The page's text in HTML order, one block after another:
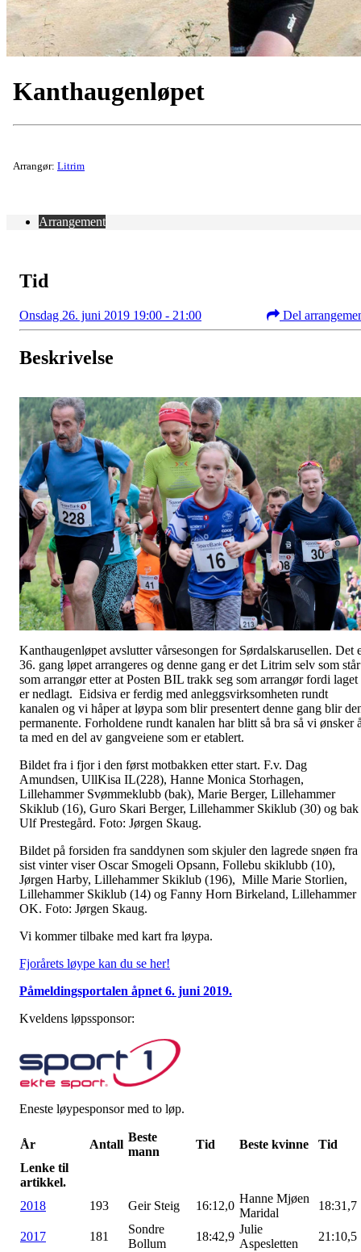
Kanthaugenløpet
Arrangør: Litrim
Arrangement
Tid
Onsdag 26. juni 2019 19:00 - 21:00 Del
Beskrivelse
Kanthaugenløpet avslutter vårsesongen for Sørdalskarusellen. Det
36. gang løpet arrangeres og denne gang er det Litrim selv som står
som arrangør etter at Posten BIL trakk seg som arrangør fordi laget
er nedlagt. Eidsiva er ferdig med anleggsvirksomheten rundt
kanalen og vi håper at løypa som blir presentert denne gang blir
permanente. Forholdene rundt kanalen har blitt så bra så vi ønsker
ta med en del av gangveiene som er etablert.
Bildet fra i fjor i den først motbakken etter start. F.v. Dag
Amundsen, UllKisa IL(228), Hanne Monica Storhagen,
Lillehammer Svømmeklubb (bak), Marie Berger, Lillehammer
Skiklub (16), Guro Skari Berger, Lillehammer Skiklub (30) og bak
Ulf Prestegård. Foto: Jørgen Skaug.
Bildet på forsiden fra sanddynen som skjuler den lagrede snøen fra
sist vinter viser Oscar Smogeli Opsann, Follebu skiklubb (10),
Jørgen Harby, Lillehammer Skiklub (196), Mille Marie Storlien,
Lillehammer Skiklub (14) og Fanny Horn Birkeland, Lillehammer
OK. Foto: Jørgen Skaug.
Vi kommer tilbake med kart fra løypa.
Fjorårets løype kan du se her!
Påmeldingsportalen åpnet 6. juni 2019.
Kveldens løpssponsor:
Eneste løypesponsor med to løp.
År Antall
Beste
mann
Tid Beste kvinne
Tid
Lenke til
artikkel.
2018
193 Geir Steig 16:12,0
Hanne Mjøen
Maridal
18:31,7
2017 181
Sondre
Bollum
18:42,9
Julie
Aspesletten
21:10,5